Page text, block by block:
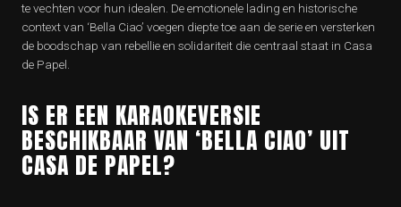
te vechten voor hun idealen. De emotionele lading en historische
context van ‘Bella Ciao’ voegen diepte toe aan de serie en versterken
de boodschap van rebellie en solidariteit die centraal staat in Casa
de Papel.
IS ER EEN KARAOKEVERSIE
BESCHIKBAAR VAN ‘BELLA CIAO’ UIT
CASA DE PAPEL?